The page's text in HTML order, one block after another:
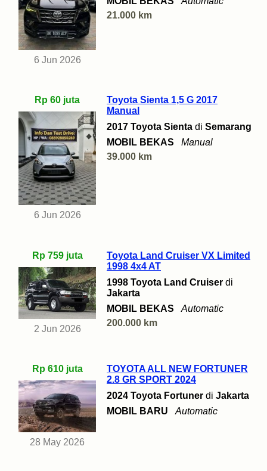
6 Jun 2026
21.000 km
Rp 60 juta
6 Jun 2026
Toyota Sienta 1,5 G 2017
Manual
2017 Toyota Sienta di Semarang
MOBIL BEKAS
Manual
39.000 km
Rp 759 juta
2 Jun 2026
Toyota Land Cruiser VX Limited
1998 4x4 AT
1998 Toyota Land Cruiser di
Jakarta
MOBIL BEKAS
Automatic
200.000 km
Rp 610 juta
28 May 2026
TOYOTA ALL NEW FORTUNER
2.8 GR SPORT 2024
2024 Toyota Fortuner di Jakarta
MOBIL BARU
Automatic